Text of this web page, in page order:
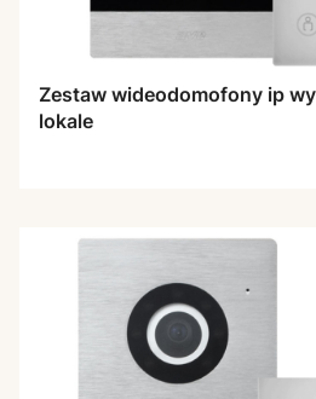
Zestaw wideodomofony ip
lokale